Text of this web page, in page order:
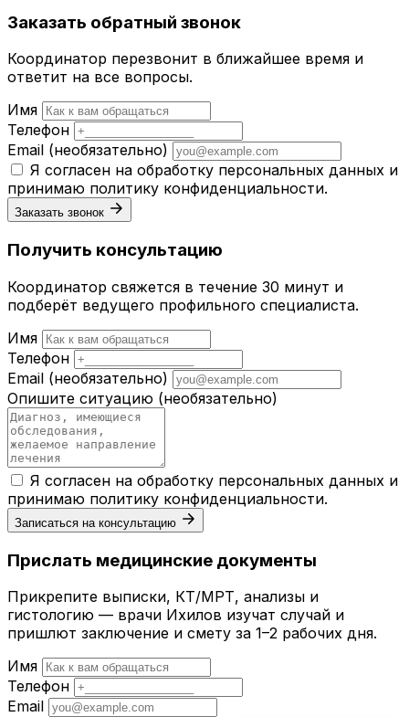
Заказать обратный звонок
Координатор перезвонит в ближайшее время и
ответит на все вопросы.
Имя
Телефон
Email (необязательно)
Я согласен на обработку персональных данных и
принимаю политику конфиденциальности.
Заказать звонок
Получить консультацию
Координатор свяжется в течение 30 минут и
подберёт ведущего профильного специалиста.
Имя
Телефон
Email (необязательно)
Опишите ситуацию (необязательно)
Я согласен на обработку персональных данных и
принимаю политику конфиденциальности.
Записаться на консультацию
Прислать медицинские документы
Прикрепите выписки, КТ/МРТ, анализы и
гистологию — врачи Ихилов изучат случай и
пришлют заключение и смету за 1–2 рабочих дня.
Имя
Телефон
Email